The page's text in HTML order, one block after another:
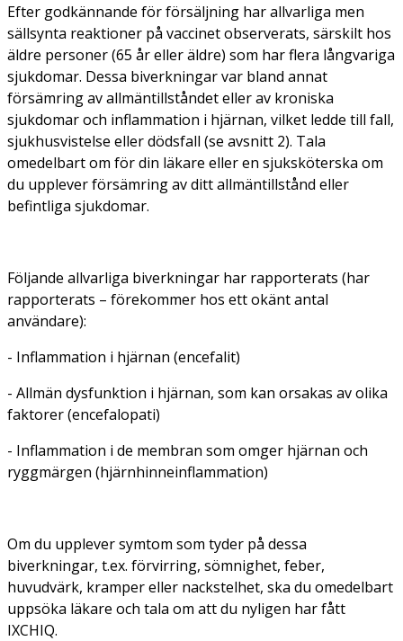
Efter godkännande för försäljning har allvarliga men
sällsynta reaktioner på vaccinet observerats, särskilt hos
äldre personer (65 år eller äldre) som har flera långvariga
sjukdomar. Dessa biverkningar var bland annat
försämring av allmäntillståndet eller av kroniska
sjukdomar och inflammation i hjärnan, vilket ledde till fall,
sjukhusvistelse eller dödsfall (se avsnitt 2). Tala
omedelbart om för din läkare eller en sjuksköterska om
du upplever försämring av ditt allmäntillstånd eller
befintliga sjukdomar.
Följande allvarliga biverkningar har rapporterats (har
rapporterats – förekommer hos ett okänt antal
användare):
- Inflammation i hjärnan (encefalit)
- Allmän dysfunktion i hjärnan, som kan orsakas av olika
faktorer (encefalopati)
- Inflammation i de membran som omger hjärnan och
ryggmärgen (hjärnhinneinflammation)
Om du upplever symtom som tyder på dessa
biverkningar, t.ex. förvirring, sömnighet, feber,
huvudvärk, kramper eller nackstelhet, ska du omedelbart
uppsöka läkare och tala om att du nyligen har fått
IXCHIQ.